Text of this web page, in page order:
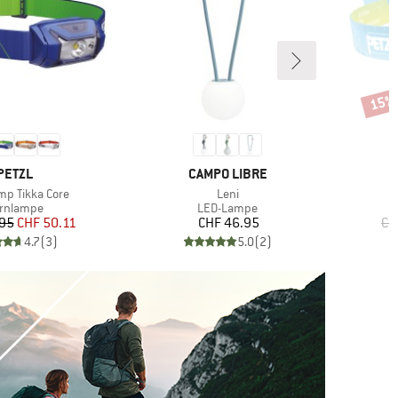
Tikka Core
Preis
reduzierter Preis
CHF 50.11
4.7(3)
MARKE
CAMPO LIBRE
Artikel
Leni
Produktgruppe
LED-Lampe
Preis
CHF 46.95
5.0(2)
15%